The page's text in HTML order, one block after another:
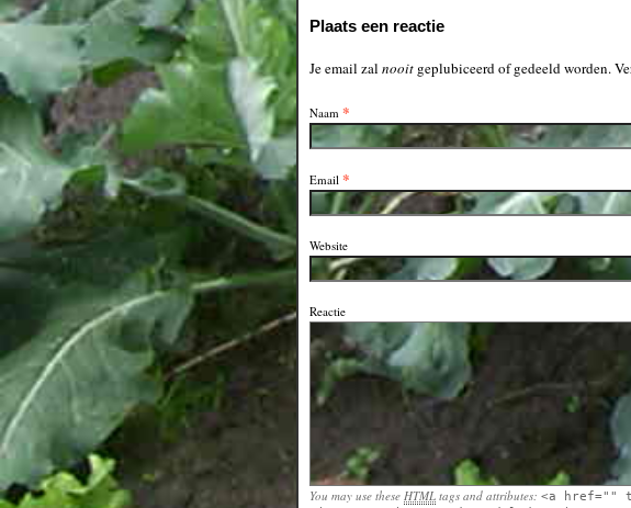
Plaats een reactie
Je email zal nooit geplubiceerd of gedeeld worden.
Naam *
Email *
Website
Reactie
You may use these HTML tags and attributes: <a href=""